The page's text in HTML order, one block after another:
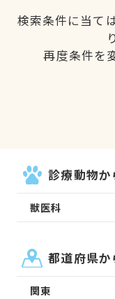
検索条件に当て
再度条件を
診療動物
獣医科
都道府県
関東